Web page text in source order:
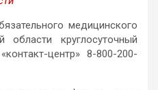
медицинского
области круглосуточный
центр» 8-800-200-